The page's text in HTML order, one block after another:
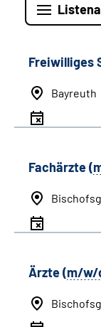
Freiwilliges
Bayreuth
Fachärzte (
Ärzte (m/w/